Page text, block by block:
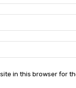
in this browser for